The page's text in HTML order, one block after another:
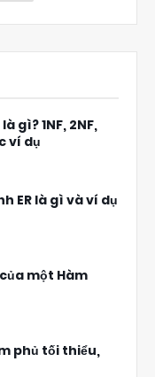
gì? 1NF, 2NF,
ví dụ
ER là gì và ví dụ
một Hàm
phủ tối thiểu,